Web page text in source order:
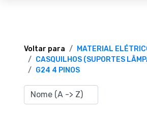
TERMOS E CONDIÇÕES
CATÁLOGOS
CAMPANHAS
Voltar para
MATERIAL
CASQUILHOS (SUPORTES
G24 4 PINOS